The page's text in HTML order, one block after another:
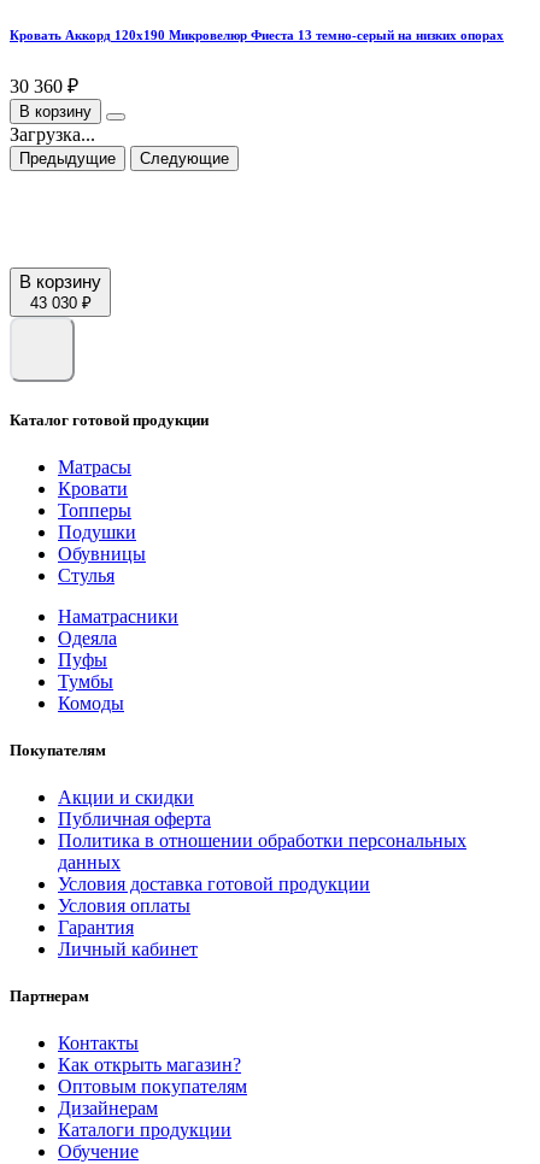
Кровать Аккорд 120х190 Микровелюр Фиеста 13 темно-серый на низких опорах
30 360 ₽
В корзину
Загрузка...
Предыдущие Следующие
В корзину
43 030 ₽
Каталог готовой продукции
Матрасы
Кровати
Топперы
Подушки
Обувницы
Стулья
Наматрасники
Одеяла
Пуфы
Тумбы
Комоды
Покупателям
Акции и скидки
Публичная оферта
Политика в отношении обработки персональных
данных
Условия доставка готовой продукции
Условия оплаты
Гарантия
Личный кабинет
Партнерам
Контакты
Как открыть магазин?
Оптовым покупателям
Дизайнерам
Каталоги продукции
Обучение